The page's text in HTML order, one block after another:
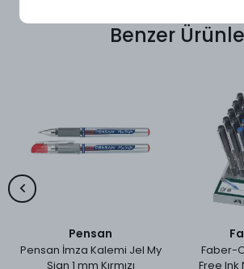
Benzer
Pensan
Pensan İmza Kalemi Jel My
Sign 1 mm Kırmızı
Faber-
Free Ink